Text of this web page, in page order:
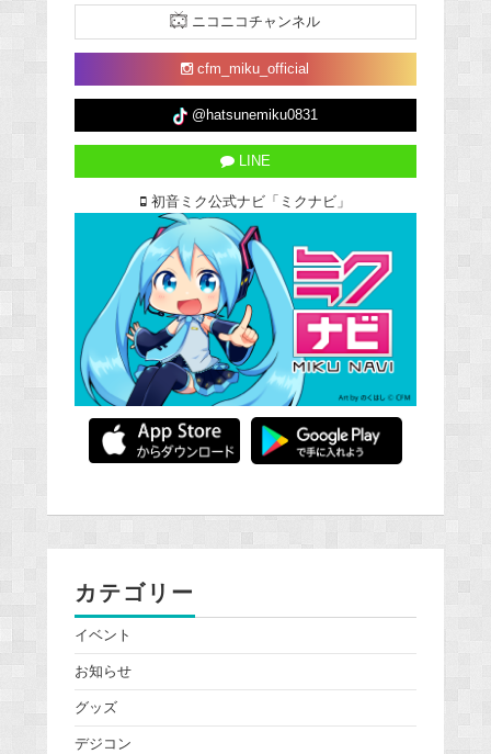
ニコニコチャンネル
cfm_miku_official
@hatsunemiku0831
LINE
初音ミク公式ナビ「ミクナビ」
カテゴリー
イベント
お知らせ
グッズ
デジコン